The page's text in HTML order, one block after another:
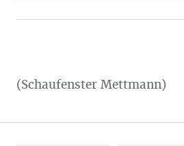
(Schaufenster Mettmann)